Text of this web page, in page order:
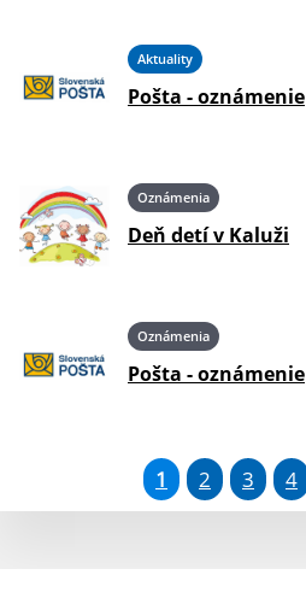
Aktuality
Pošta - oznámenie
Oznámenia
Deň detí v Kaluži
Oznámenia
Pošta - oznámenie
1 2 3 4